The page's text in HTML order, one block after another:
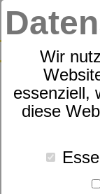
Wir
essenziell,
diese
Kapseln